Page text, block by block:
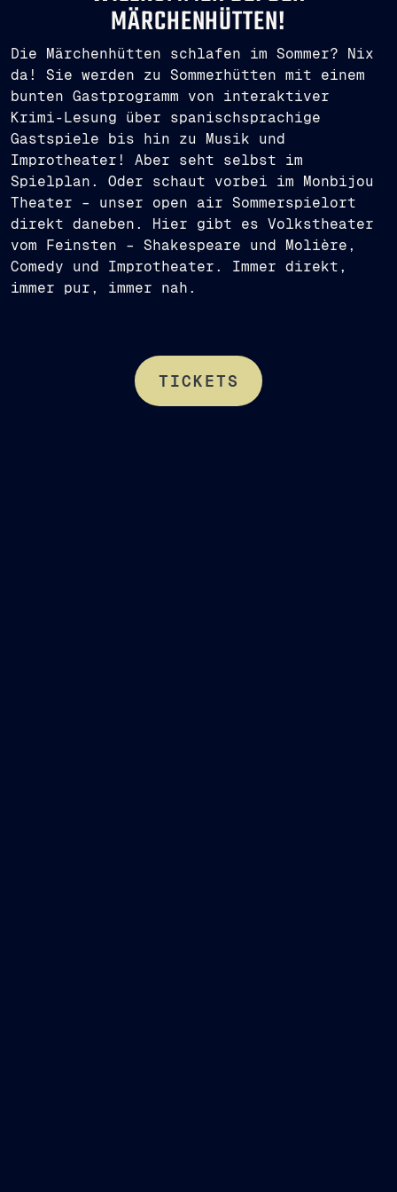
MÄRCHENHÜTTEN!
Die Märchenhütten schlafen im Sommer? Nix
da! Sie werden zu Sommerhütten mit einem
bunten Gastprogramm von interaktiver
Krimi-Lesung über spanischsprachige
Gastspiele bis hin zu Musik und
Improtheater! Aber seht selbst im
Spielplan. Oder schaut vorbei im Monbijou
Theater – unser open air Sommerspielort
direkt daneben. Hier gibt es Volkstheater
vom Feinsten – Shakespeare und Molière,
Comedy und Improtheater. Immer direkt,
immer pur, immer nah.
TICKETS